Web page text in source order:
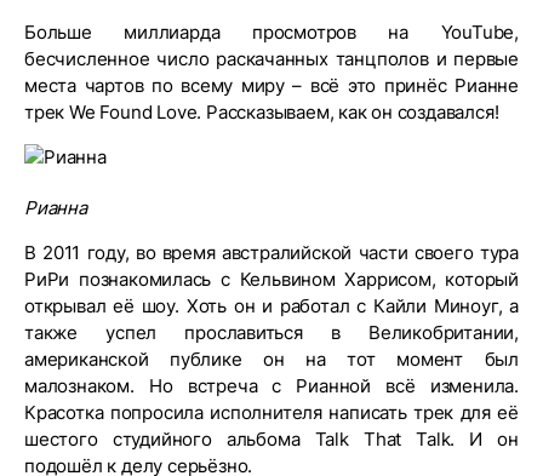
Больше миллиарда просмотров на YouTube,
бесчисленное число раскачанных танцполов и первые
места чартов по всему миру – всё это принёс Рианне
трек We Found Love. Рассказываем, как он создавался!
Рианна
В 2011 году, во время австралийской части своего тура
РиРи познакомилась с Кельвином Харрисом, который
открывал её шоу. Хоть он и работал с Кайли Миноуг, а
также успел прославиться в Великобритании,
американской публике он на тот момент был
малознаком. Но встреча с Рианной всё изменила.
Красотка попросила исполнителя написать трек для её
шестого студийного альбома Talk That Talk. И он
подошёл к делу серьёзно.